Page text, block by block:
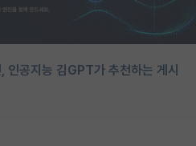
인공지능 김GPT가 추천하는 게시